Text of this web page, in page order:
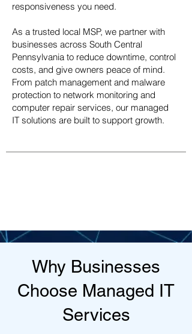
responsiveness you need.
As a trusted local MSP, we partner with
businesses across South Central
Pennsylvania to reduce downtime, control
costs, and give owners peace of mind.
From patch management and malware
protection to network monitoring and
computer repair services, our managed
IT solutions are built to support growth.
Why Businesses
Choose Managed IT
Services